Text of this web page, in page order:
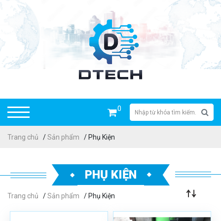
0
Trang chủ /Sản phẩm / Phụ Kiện
PHỤ KIỆN
Trang chủ /Sản phẩm / Phụ Kiện